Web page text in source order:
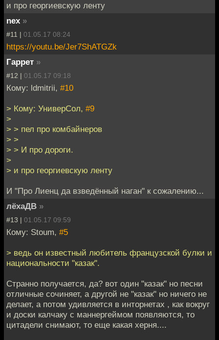
и про георгиевскую ленту
nex »
#11 | 01.05.17 08:24
https://youtu.be/Jer7ShATGZk
Гаррет »
#12 | 01.05.17 09:18
Кому: ldmitrii, #10
> Кому: УниверСол, #9
>
> > пел про комбайнеров
> >
> > И про дороги.
>
> и про георгиевскую ленту
И "Про Лиенц да взведённый наган" к сожалению...
лёхаДВ »
#13 | 01.05.17 09:59
Кому: Stoum, #5
> ведь он известный любитель французской булки и
национальности "казак".
Странно получается, да? вот один "казак" но песни
отличные сочиняет, а другой не "казак" но ничего не
делает, а потом удивляется в инторнетах , как вокруг
и доски калчаку с маннергеймом появляются, то
цитадели снимают, то еще какая херня....